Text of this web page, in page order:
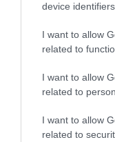
device
I want to allow
related to
I want to allow
related to
I want to allow
related to